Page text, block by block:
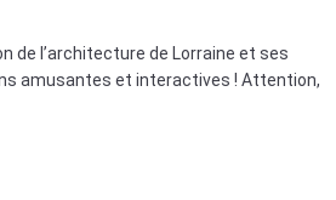
de l’architecture de Lorraine et ses
amusantes et interactives ! Attention,